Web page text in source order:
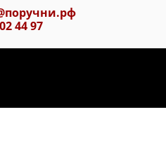
44 97